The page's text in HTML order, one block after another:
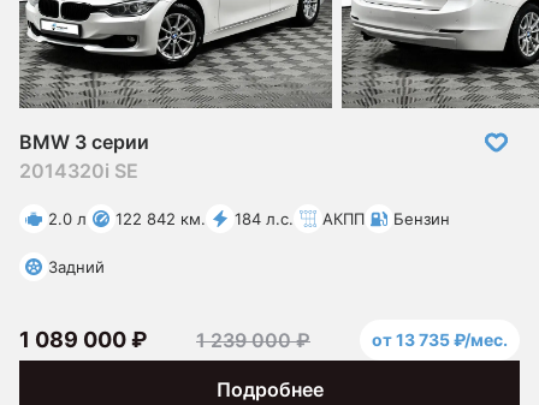
BMW 3 серии
2014320i SE
2.0 л 122 842 км. 184 л.с. АКПП Бензин
Задний
Подробнее
1 089 000 ₽ 1 239 000 ₽ от 13 735 ₽/мес.